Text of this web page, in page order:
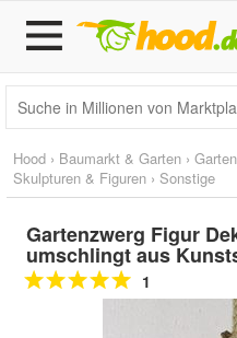
Hood › Baumarkt & Garten › Garten
Skulpturen & Figuren › Sonstige
Gartenzwerg Figur
umschlingt aus
1